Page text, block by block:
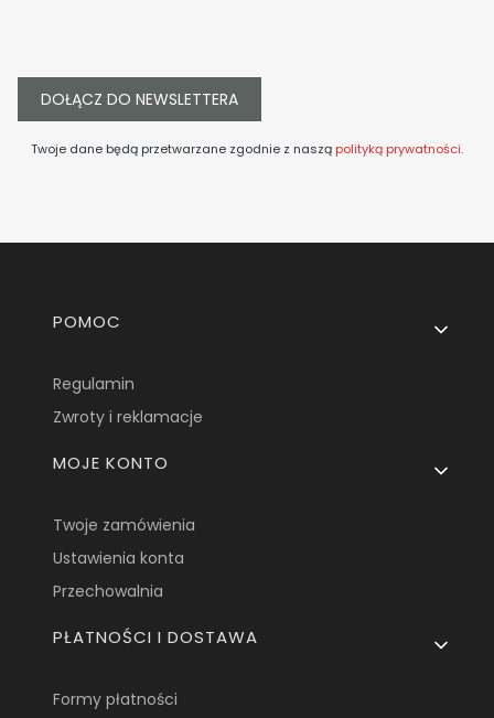
DOŁĄCZ DO NEWSLETTERA
Twoje dane będą przetwarzane zgodnie z naszą polityką prywatności.
Linki w stopce
POMOC
Regulamin
Zwroty i reklamacje
MOJE KONTO
Twoje zamówienia
Ustawienia konta
Przechowalnia
PŁATNOŚCI I DOSTAWA
Formy płatności